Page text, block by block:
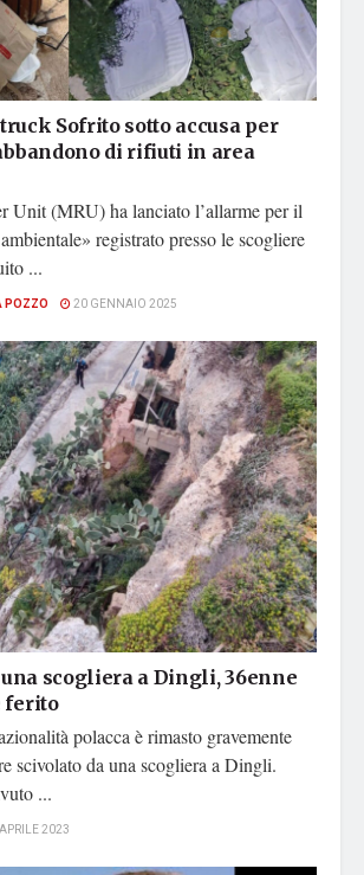
Sofrito sotto accusa per
di rifiuti in area
Unit (MRU) ha lanciato l’allarme per il
registrato presso le scogliere
...
POZZO 20 GENNAIO 2025
scogliera a Dingli, 36enne
ferito
polacca è rimasto gravemente
scivolato da una scogliera a Dingli.
...
2023